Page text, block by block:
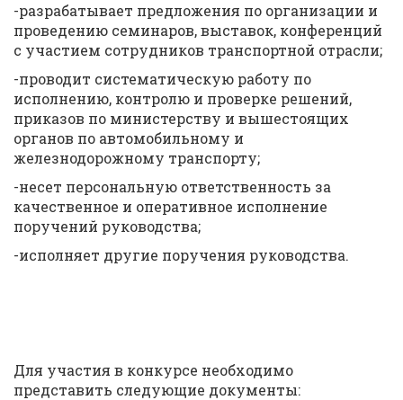
-разрабатывает предложения по организации и
проведению семинаров, выставок, конференций
с участием сотрудников транспортной отрасли;
-проводит систематическую работу по
исполнению, контролю и проверке решений,
приказов по министерству и вышестоящих
органов по автомобильному и
железнодорожному транспорту;
-несет персональную ответственность за
качественное и оперативное исполнение
поручений руководства;
-исполняет другие поручения руководства.
Для участия в конкурсе необходимо
представить следующие документы: